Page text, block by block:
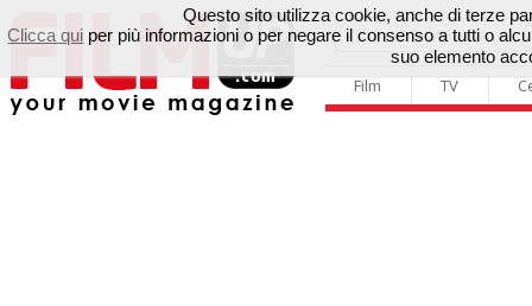
Film TV
Questo sito utilizza cookie, anche di terze
Clicca qui per più informazioni o per negare il consenso a tutti o
suo elemento